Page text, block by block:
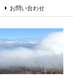
お問い合わせ